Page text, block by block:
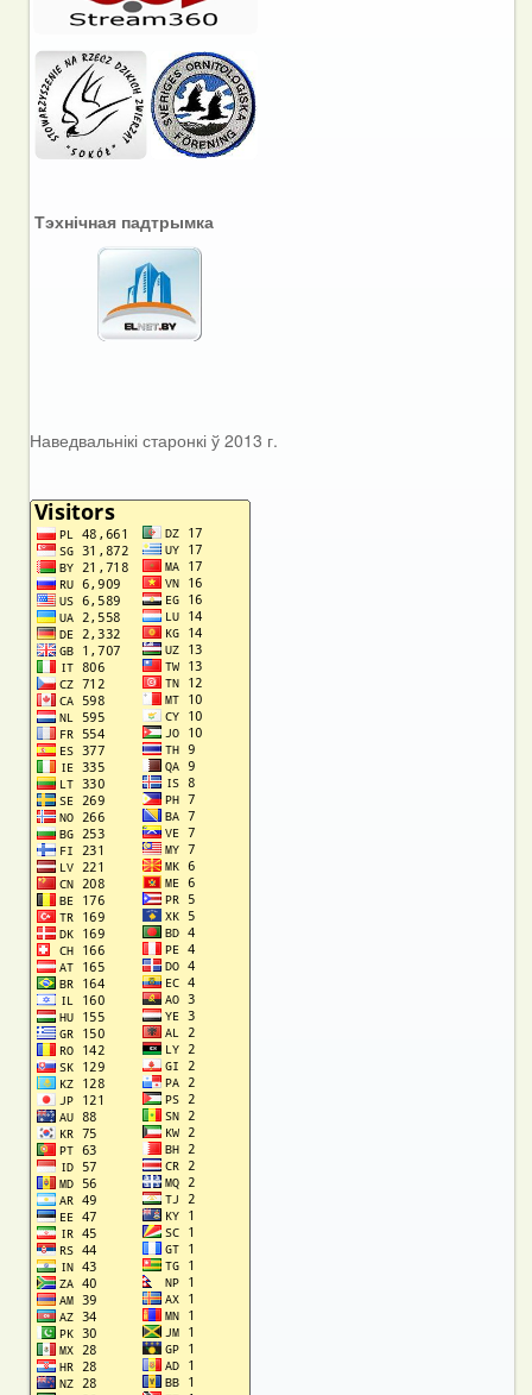
Тэхнічная падтрымка
Наведвальнікі старонкі ў 2013 г.